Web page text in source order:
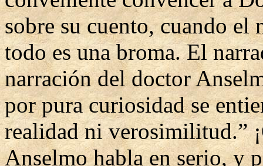
sobre su cuento, cuando el
todo es una broma. El
narración del doctor
por pura curiosidad se
realidad ni verosimilitud.”
Anselmo habla en serio, y